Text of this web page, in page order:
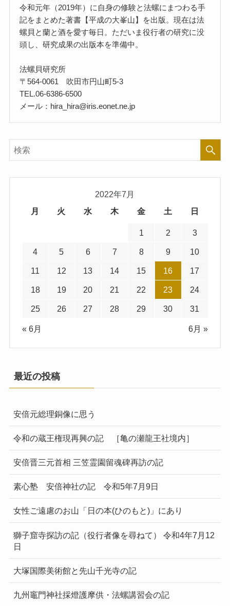
令和元年（2019年）に自身の修験と法螺にまつわる手
記をまとめた著書【平成の大峯山】を出版。現在は法
螺貝と蘭と酒を愛す毎日。ただいま役行者の研究に没
頭し、研究成果の出版本を準備中。
法螺貝研究所
〒564-0061 吹田市円山町5-3
TEL.06-6386-6500
メール：hira_hira@iris.eonet.ne.jp
2022年7月
月
火 水 木 金 土 日
1 2 3
4 5 6 7 8 9 10
11 12 13 14 15 16 17
18 19 20 21 22 23 24
25 26 27 28 29 30 31
« 6月 6月 »
最近の投稿
安倍元総理銅像に思う
令和の蔵王権現再興の記 ［亀の瀬龍王社境内］
安倍晋三元首相 三笠霊園留魂碑再訪の記
素心塾 安倍神社の記 令和5年7月9日
女性ご遠慮のお山「日の本(ひのもと)」にあり
獅子窟寺探訪の記（役行者像を尋ねて） 令和4年7月12
日
大塚国際美術館と先山千光寺の記
九州竈門神社採燈護摩供・法螺講習会の記